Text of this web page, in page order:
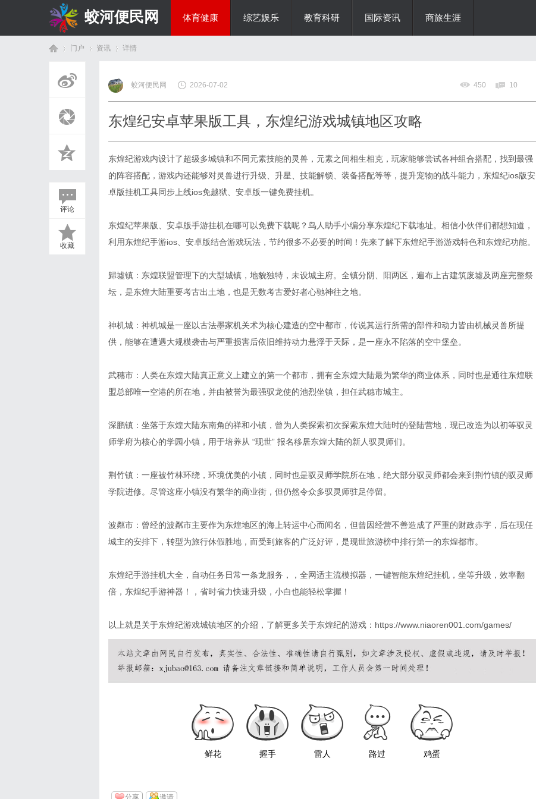
蛟河便民网 体育健康 综艺娱乐 教育科研 国际资讯 商旅生涯
门户 资讯
›
详情
评论
收藏
蛟河便民网 2026-07-02 450 10
东煌纪安卓苹果版工具，东煌纪游戏城镇地区攻略
东煌纪游戏内设计了超级多城镇和不同元素技能的灵兽，元素之间相生相克，玩家能够尝试各种组合搭配，找到最强
的阵容搭配，游戏内还能够对灵兽进行升级、升星、技能解锁、装备搭配等等，提升宠物的战斗能力，东煌纪ios版安
卓版挂机工具同步上线ios免越狱、安卓版一键免费挂机。
东煌纪苹果版、安卓版手游挂机在哪可以免费下载呢？鸟人助手小编分享东煌纪下载地址。相信小伙伴们都想知道，
利用东煌纪手游ios、安卓版结合游戏玩法，节约很多不必要的时间！先来了解下东煌纪手游游戏特色和东煌纪功能。
歸墟镇：东煌联盟管理下的大型城镇，地貌独特，未设城主府。全镇分阴、阳两区，遍布上古建筑废墟及两座完整祭
坛，是东煌大陆重要考古出土地，也是无数考古爱好者心驰神往之地。
神机城：神机城是一座以古法墨家机关术为核心建造的空中都市，传说其运行所需的部件和动力皆由机械灵兽所提
供，能够在遭遇大规模袭击与严重损害后依旧维持动力悬浮于天际，是一座永不陷落的空中堡垒。
武穗市：人类在东煌大陆真正意义上建立的第一个都市，拥有全东煌大陆最为繁华的商业体系，同时也是通往东煌联
盟总部唯一空港的所在地，并由被誉为最强驭龙使的池烈坐镇，担任武穗市城主。
深鹏镇：坐落于东煌大陆东南角的祥和小镇，曾为人类探索初次探索东煌大陆时的登陆营地，现已改造为以初等驭灵
师学府为核心的学园小镇，用于培养从 “现世” 报名移居东煌大陆的新人驭灵师们。
荆竹镇：一座被竹林环绕，环境优美的小镇，同时也是驭灵师学院所在地，绝大部分驭灵师都会来到荆竹镇的驭灵师
学院进修。尽管这座小镇没有繁华的商业街，但仍然令众多驭灵师驻足停留。
波粼市：曾经的波粼市主要作为东煌地区的海上转运中心而闻名，但曾因经营不善造成了严重的财政赤字，后在现任
城主的安排下，转型为旅行休假胜地，而受到旅客的广泛好评，是现世旅游榜中排行第一的东煌都市。
东煌纪手游挂机大全，自动任务日常一条龙服务，，全网适主流模拟器，一键智能东煌纪挂机，坐等升级，效率翻
倍，东煌纪手游神器！，省时省力快速升级，小白也能轻松掌握！
以上就是关于东煌纪游戏城镇地区的介绍，了解更多关于东煌纪的游戏：https://www.niaoren001.com/games/
鲜花 握手 雷人 路过 鸡蛋
分享 邀请